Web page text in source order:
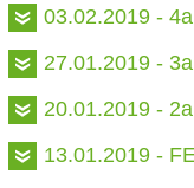
03.02.2019 -
27.01.2019 -
20.01.2019 -
13.01.2019 -